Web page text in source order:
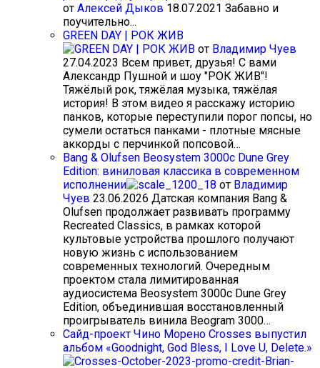
от Алексей Дыков 18.07.2021 Забавно и
поучительно...
GREEN DAY | РОК ЖИВ
от Владимир Чуев
27.04.2023 Всем привет, друзья! С вами
Александр Пушной и шоу "РОК ЖИВ"!
Тяжёлый рок, тяжёлая музыка, тяжёлая
история! В этом видео я расскажу историю
панков, которые переступили порог попсы, но
сумели остаться панками - плотные мясные
аккорды с перчинкой попсовой…
Bang & Olufsen Beosystem 3000c Dune Grey
Edition: виниловая классика в современном
исполнении
от Владимир
Чуев 23.06.2026 Датская компания Bang &
Olufsen продолжает развивать программу
Recreated Classics, в рамках которой
культовые устройства прошлого получают
новую жизнь с использованием
современных технологий. Очередным
проектом стала лимитированная
аудиосистема Beosystem 3000c Dune Grey
Edition, объединившая восстановленный
проигрыватель винила Beogram 3000…
Сайд-проект Чино Морено Crosses выпустил
альбом «Goodnight, God Bless, I Love U, Delete.»